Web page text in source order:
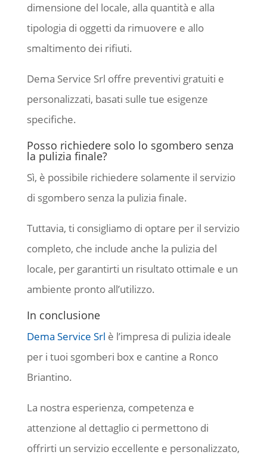
dimensione del locale, alla quantità e alla
tipologia di oggetti da rimuovere e allo
smaltimento dei rifiuti.
Dema Service Srl offre preventivi gratuiti e
personalizzati, basati sulle tue esigenze
specifiche.
Posso richiedere solo lo sgombero senza
la pulizia finale?
Sì, è possibile richiedere solamente il servizio
di sgombero senza la pulizia finale.
Tuttavia, ti consigliamo di optare per il servizio
completo, che include anche la pulizia del
locale, per garantirti un risultato ottimale e un
ambiente pronto all’utilizzo.
In conclusione
Dema Service Srl è l’impresa di pulizia ideale
per i tuoi sgomberi box e cantine a Ronco
Briantino.
La nostra esperienza, competenza e
attenzione al dettaglio ci permettono di
offrirti un servizio eccellente e personalizzato,